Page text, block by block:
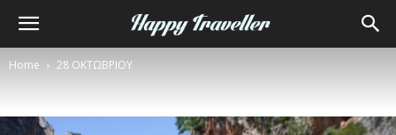
Home 28 ΟΚΤΩΒΡΙΟΥ